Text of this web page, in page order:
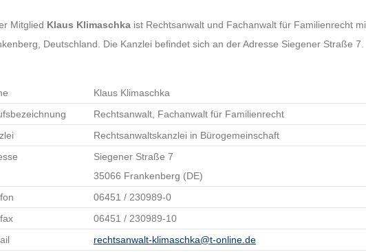
Mitglied Klaus Klimaschka ist Rechtsanwalt und Fachanwalt für Familienrecht
Deutschland. Die Kanzlei befindet sich an der Adresse Siegener Straße 7.
Klaus Klimaschka
Rechtsanwalt, Fachanwalt für Familienrecht
Rechtsanwaltskanzlei in Bürogemeinschaft
Siegener Straße 7
35066 Frankenberg (DE)
06451 / 230989-0
06451 / 230989-10
rechtsanwalt-klimaschka@t-online.de